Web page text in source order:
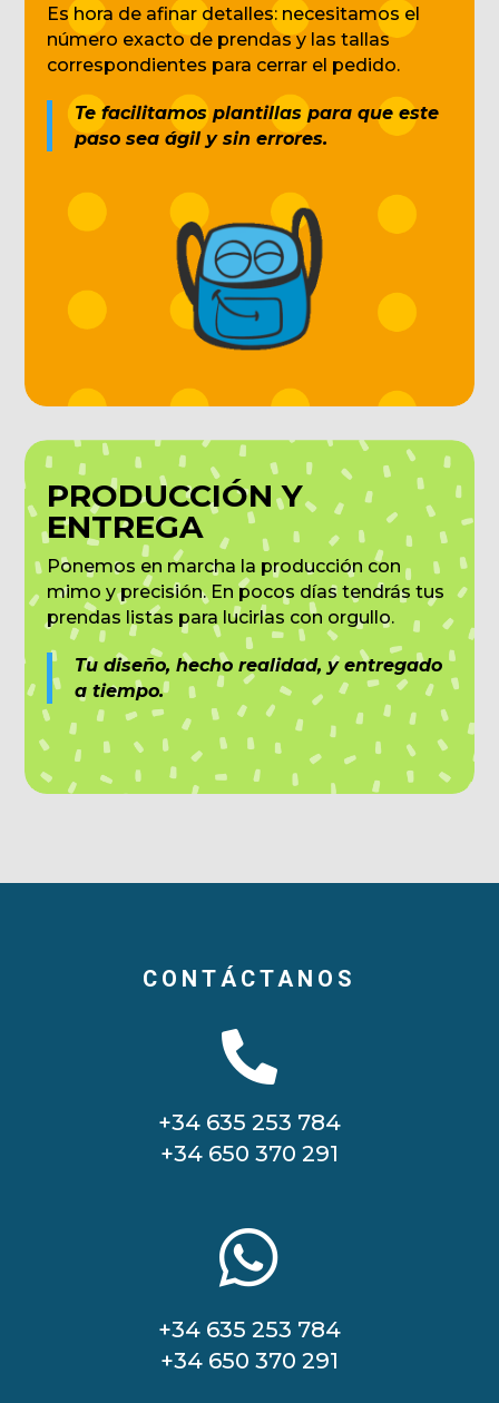
Es hora de afinar detalles: necesitamos el
número exacto de prendas y las tallas
correspondientes para cerrar el pedido.
Te facilitamos plantillas para que este
paso sea ágil y sin errores.
PRODUCCIÓN Y
ENTREGA
Ponemos en marcha la producción con
mimo y precisión. En pocos días tendrás tus
prendas listas para lucirlas con orgullo.
Tu diseño, hecho realidad, y entregado
a tiempo.
CONTÁCTANOS

+34 635 253 784
+34 650 370 291

+34 635 253 784
+34 650 370 291